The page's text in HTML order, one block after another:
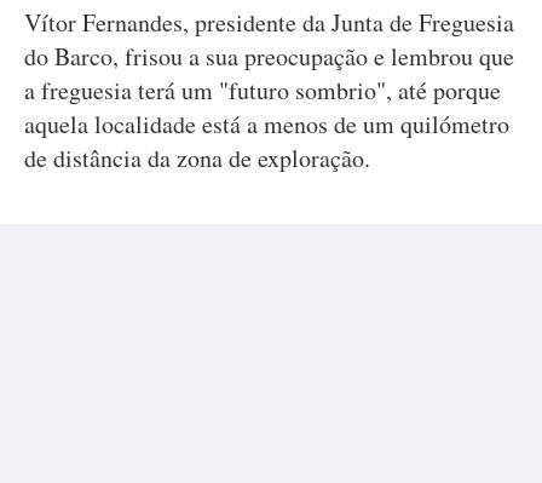
Vítor Fernandes, presidente da Junta de Freguesia
do Barco, frisou a sua preocupação e lembrou que
a freguesia terá um "futuro sombrio", até porque
aquela localidade está a menos de um quilómetro
de distância da zona de exploração.